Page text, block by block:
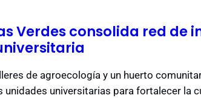
Verdes consolida red de
de agroecología y un huerto
universitarias para fortalecer la